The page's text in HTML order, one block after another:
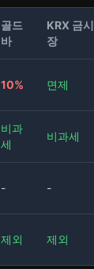
골드
바
KRX 금시
장
10% 면제
비과
세
비과세
- -
제외 제외